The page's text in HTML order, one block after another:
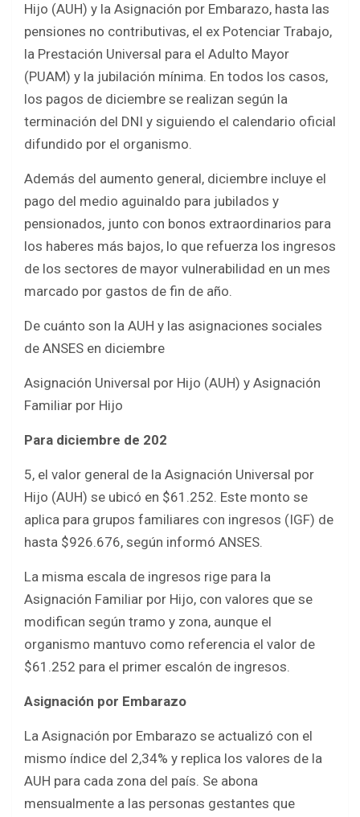
Hijo (AUH) y la Asignación por Embarazo, hasta las
pensiones no contributivas, el ex Potenciar Trabajo,
la Prestación Universal para el Adulto Mayor
(PUAM) y la jubilación mínima. En todos los casos,
los pagos de diciembre se realizan según la
terminación del DNI y siguiendo el calendario oficial
difundido por el organismo.
Además del aumento general, diciembre incluye el
pago del medio aguinaldo para jubilados y
pensionados, junto con bonos extraordinarios para
los haberes más bajos, lo que refuerza los ingresos
de los sectores de mayor vulnerabilidad en un mes
marcado por gastos de fin de año.
De cuánto son la AUH y las asignaciones sociales
de ANSES en diciembre
Asignación Universal por Hijo (AUH) y Asignación
Familiar por Hijo
Para diciembre de 202
5, el valor general de la Asignación Universal por
Hijo (AUH) se ubicó en $61.252. Este monto se
aplica para grupos familiares con ingresos (IGF) de
hasta $926.676, según informó ANSES.
La misma escala de ingresos rige para la
Asignación Familiar por Hijo, con valores que se
modifican según tramo y zona, aunque el
organismo mantuvo como referencia el valor de
$61.252 para el primer escalón de ingresos.
Asignación por Embarazo
La Asignación por Embarazo se actualizó con el
mismo índice del 2,34% y replica los valores de la
AUH para cada zona del país. Se abona
mensualmente a las personas gestantes que